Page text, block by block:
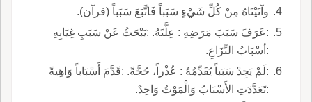
وآتَيْنَاهُ مِنْ كُلِّ شَيْءٍ سَبَباً فَاتَّبَعَ سَبَباً (قرآن).
:عَرَفَ سَبَبَ مَرَضِهِ : عِلَّتَهُ. :يَبْحَثُ عَنْ سَبَبِ غِيَابِهِ
:أسْبَابُ النِّزَاعِ.
:لَمْ يَجِدْ سَبَباً يُقَدِّمُهُ : عُذْراً، حُجَّةً. :قَدَّمَ أَسْبَاباً وَاهِيةً
:تَعَدَّدَتِ الأَسْبَابُ وَالْمَوْتُ وَاحِدٌ.